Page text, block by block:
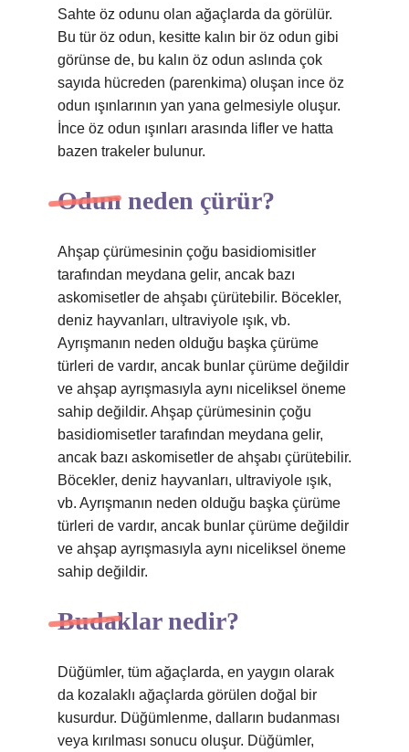
Sahte öz odunu olan ağaçlarda da görülür.
Bu tür öz odun, kesitte kalın bir öz odun gibi
görünse de, bu kalın öz odun aslında çok
sayıda hücreden (parenkima) oluşan ince öz
odun ışınlarının yan yana gelmesiyle oluşur.
İnce öz odun ışınları arasında lifler ve hatta
bazen trakeler bulunur.
Odun neden çürür?
Ahşap çürümesinin çoğu basidiomisitler
tarafından meydana gelir, ancak bazı
askomisetler de ahşabı çürütebilir. Böcekler,
deniz hayvanları, ultraviyole ışık, vb.
Ayrışmanın neden olduğu başka çürüme
türleri de vardır, ancak bunlar çürüme değildir
ve ahşap ayrışmasıyla aynı niceliksel öneme
sahip değildir. Ahşap çürümesinin çoğu
basidiomisetler tarafından meydana gelir,
ancak bazı askomisetler de ahşabı çürütebilir.
Böcekler, deniz hayvanları, ultraviyole ışık,
vb. Ayrışmanın neden olduğu başka çürüme
türleri de vardır, ancak bunlar çürüme değildir
ve ahşap ayrışmasıyla aynı niceliksel öneme
sahip değildir.
Budaklar nedir?
Düğümler, tüm ağaçlarda, en yaygın olarak
da kozalaklı ağaçlarda görülen doğal bir
kusurdur. Düğümlenme, dalların budanması
veya kırılması sonucu oluşur. Düğümler,